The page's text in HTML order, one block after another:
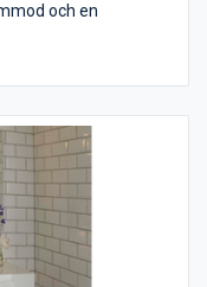
och en